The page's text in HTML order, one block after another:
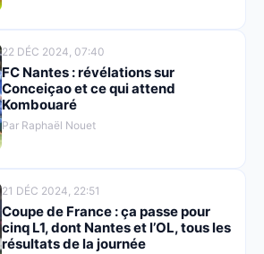
22 DÉC 2024, 07:40
FC Nantes : révélations sur
Conceiçao et ce qui attend
Kombouaré
Par Raphaël Nouet
21 DÉC 2024, 22:51
Coupe de France : ça passe pour
cinq L1, dont Nantes et l’OL, tous les
résultats de la journée